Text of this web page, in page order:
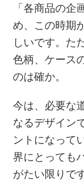
「各商品の企
め、この時期
しいです。た
色柄、ケース
のは確か。
今は、必要な
なるデザイン
ントになって
界にとっても
がたい限りで